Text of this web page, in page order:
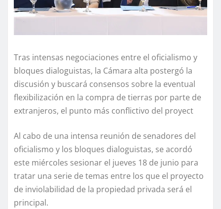
Tras intensas negociaciones entre el oficialismo y
bloques dialoguistas, la Cámara alta postergó la
discusión y buscará consensos sobre la eventual
flexibilización en la compra de tierras por parte de
extranjeros, el punto más conflictivo del proyect
Al cabo de una intensa reunión de senadores del
oficialismo y los bloques dialoguistas, se acordó
este miércoles sesionar el jueves 18 de junio para
tratar una serie de temas entre los que el proyecto
de inviolabilidad de la propiedad privada será el
principal.